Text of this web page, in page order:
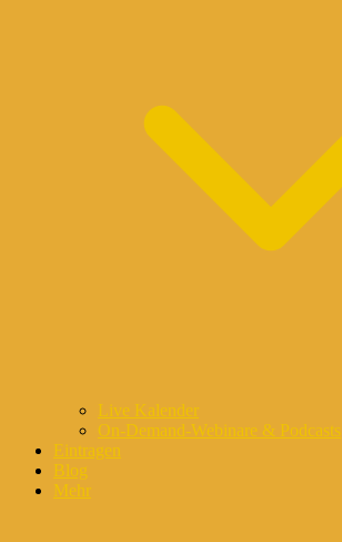
Live Kalender
On-Demand-Webinare & Podcasts
Eintragen
Blog
Mehr